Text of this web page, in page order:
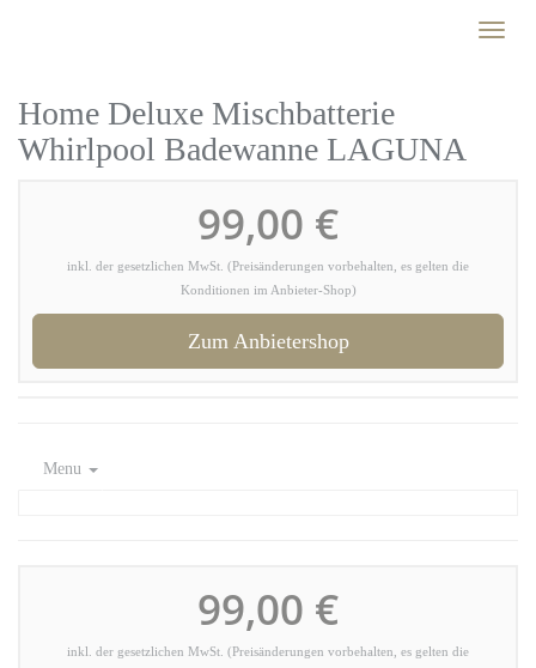
Toggle
Home Deluxe Mischbatterie
Whirlpool Badewanne LAGUNA
99,00 €
inkl. der gesetzlichen MwSt. (Preisänderungen vorbehalten, es gelten die
Konditionen im Anbieter-Shop)
Zum Anbietershop
Menu
99,00 €
inkl. der gesetzlichen MwSt. (Preisänderungen vorbehalten, es gelten die